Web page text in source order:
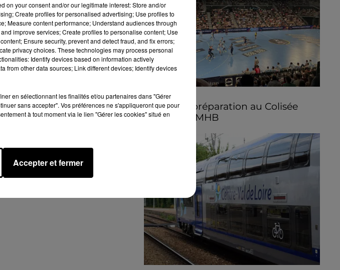
11h10
Match de préparation au Colisée
pour le C'CMHB
on your consent and/or our legitimate interest: Store and/or
Create profiles for personalised advertising; Use profiles to
Measure content performance; Understand audiences through
improve services; Create profiles to personalise content; Use
Ensure security, prevent and detect fraud, and fix errors;
privacy choices. These technologies may process personal
Identify devices based on information actively
from other data sources; Link different devices; Identify devices
en sélectionnant les finalités et/ou partenaires dans "Gérer
sans accepter". Vos préférences ne s'appliqueront que pour
à tout moment via le lien "Gérer les cookies" situé en
Accepter et fermer